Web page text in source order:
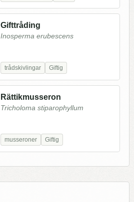
Gifttråding
Inosperma erubescens
trådskivlingar Giftig
Rättikmusseron
Tricholoma stiparophyllum
musseroner Giftig